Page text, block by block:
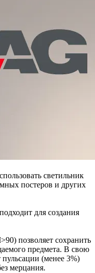
светильник
постеров и других
для создания
позволяет сохранить
предмета. В свою
(менее 3%)
мерцания.